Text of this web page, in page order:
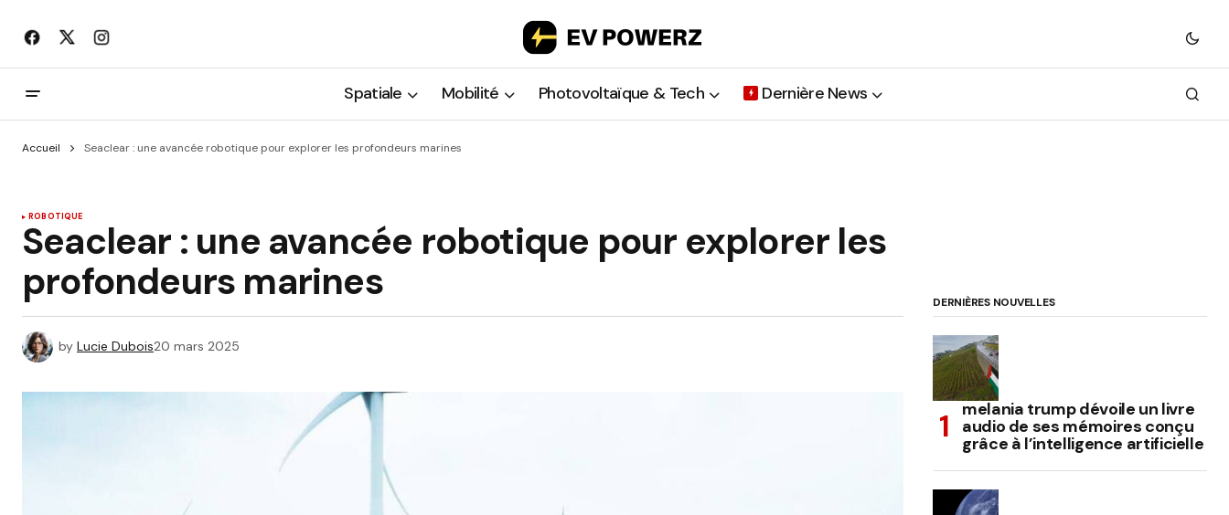
Spatiale Mobilité Photovoltaïque & Tech Dernière News
Accueil Seaclear : une avancée robotique pour explorer les profondeurs marines
ROBOTIQUE
Seaclear : une avancée robotique pour explorer les
profondeurs marines
by Lucie Dubois20 mars 2025
DERNIÈRES NOUVELLES
melania trump dévoile un livre
audio de ses mémoires conçu
grâce à l’intelligence artificielle